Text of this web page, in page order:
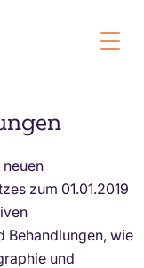
zum 01.01.2019
Behandlungen, wie
und